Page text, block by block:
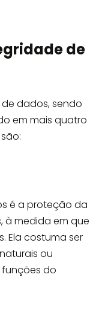
de
dados, sendo
em mais quatro
é a proteção da
à medida em que
Ela costuma ser
ou
do